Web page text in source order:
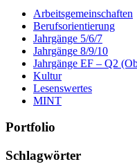
Arbeitsgemeinschaften
Berufsorientierung
Jahrgänge 5/6/7
Jahrgänge 8/9/10
Jahrgänge EF – Q2
Kultur
Lesenswertes
MINT
Portfolio
Schlagwörter